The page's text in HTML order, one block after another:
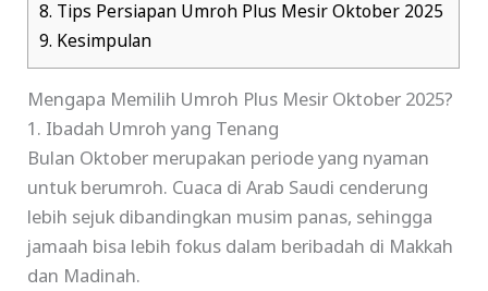
8. Tips Persiapan Umroh Plus Mesir Oktober 2025
9. Kesimpulan
Mengapa Memilih Umroh Plus Mesir Oktober 2025?
1. Ibadah Umroh yang Tenang
Bulan Oktober merupakan periode yang nyaman
untuk berumroh. Cuaca di Arab Saudi cenderung
lebih sejuk dibandingkan musim panas, sehingga
jamaah bisa lebih fokus dalam beribadah di Makkah
dan Madinah.